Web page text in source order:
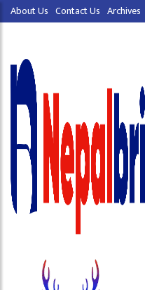
About Us Contact Us Archives